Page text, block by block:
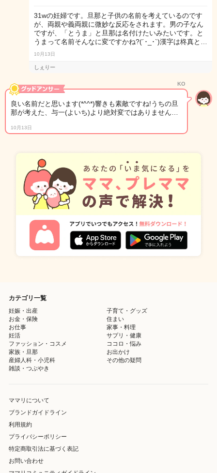
31wの妊婦です。旦那と子供の名前を考えているのです
が、両親や義両親に微妙な反応をされます。男の子なん
ですが、「とうま」と旦那は名付けたいみたいです。と
うまって名前そんなに変ですかね?(´･_･`)漢字は柊真と…
10月13日
しぇりー
KO
良い名前だと思います(*^^*)響きも素敵ですね!うちの旦
那が考えた、与一(よいち)より絶対変ではありません…
10月13日
カテゴリ一覧
妊娠・出産
子育て・グッズ
お金・保険
住まい
お仕事
家事・料理
妊活
サプリ・健康
ファッション・コスメ
ココロ・悩み
家族・旦那
お出かけ
産婦人科・小児科
その他の疑問
雑談・つぶやき
ママリについて
ブランドガイドライン
利用規約
プライバシーポリシー
特定商取引法に基づく表記
お問い合わせ